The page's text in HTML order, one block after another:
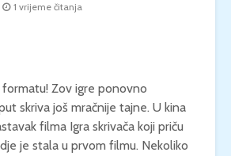
1 vrijeme čitanja
Zov igre ponovno
skriva još mračnije tajne. U kina
filma Igra skrivača koji priču
je stala u prvom filmu. Nekoliko